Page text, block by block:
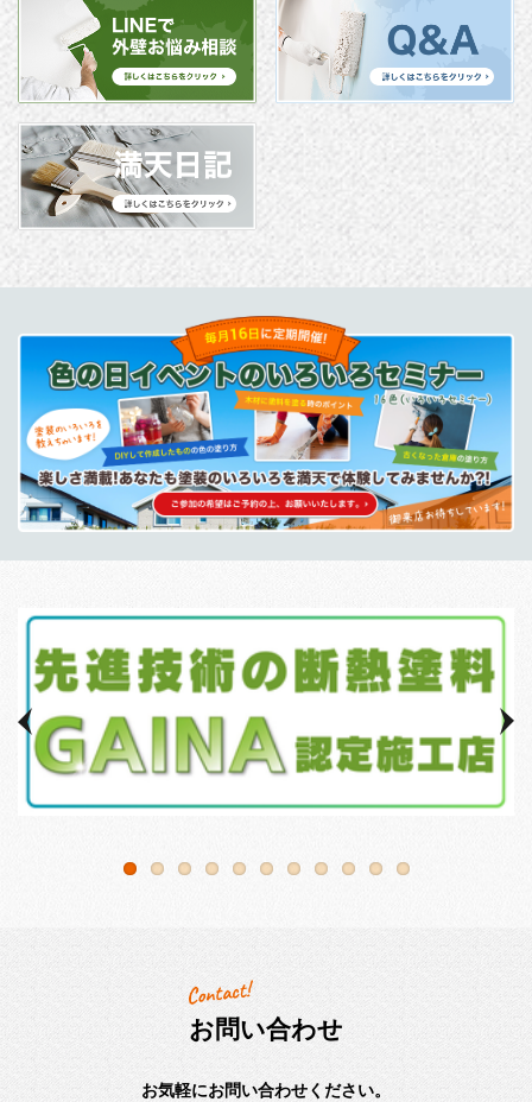
お問い合わせ
お気軽にお問い合わせください。